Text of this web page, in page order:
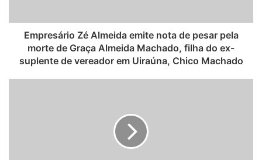
Empresário Zé Almeida emite nota de pesar pela
morte de Graça Almeida Machado, filha do ex-
suplente de vereador em Uiraúna, Chico Machado